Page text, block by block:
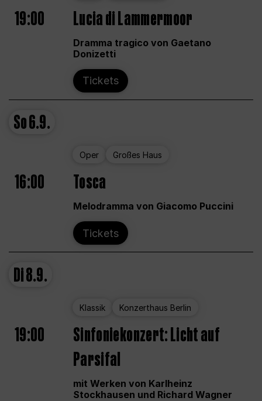
19:00 Lucia di Lammermoor
Dramma tragico von Gaetano
Donizetti
Tickets
So6.9.
Oper Großes Haus
16:00 Tosca
Melodramma von Giacomo Puccini
Tickets
Di8.9.
Klassik Konzerthaus Berlin
19:00
Sinfoniekonzert: Licht auf
Parsifal
mit Werken von Karlheinz
Stockhausen und Richard Wagner